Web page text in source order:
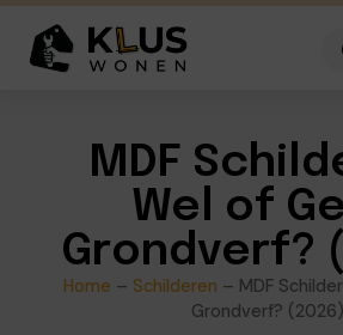
MDF
Wel of
Grondverf?
Home – Schilderen – MDF
Grondverf? (2026)